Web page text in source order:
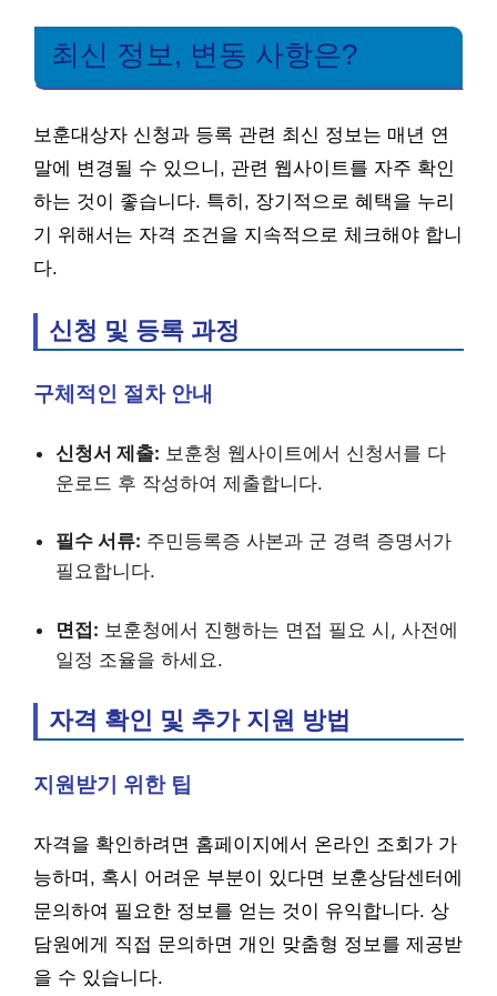
최신 정보, 변동 사항은?
보훈대상자 신청과 등록 관련 최신 정보는 매년 연
말에 변경될 수 있으니, 관련 웹사이트를 자주 확인
하는 것이 좋습니다. 특히, 장기적으로 혜택을 누리
기 위해서는 자격 조건을 지속적으로 체크해야 합니
다.
신청 및 등록 과정
구체적인 절차 안내
신청서 제출: 보훈청 웹사이트에서 신청서를 다
운로드 후 작성하여 제출합니다.
필수 서류: 주민등록증 사본과 군 경력 증명서가
필요합니다.
면접: 보훈청에서 진행하는 면접 필요 시, 사전에
일정 조율을 하세요.
자격 확인 및 추가 지원 방법
지원받기 위한 팁
자격을 확인하려면 홈페이지에서 온라인 조회가 가
능하며, 혹시 어려운 부분이 있다면 보훈상담센터에
문의하여 필요한 정보를 얻는 것이 유익합니다. 상
담원에게 직접 문의하면 개인 맞춤형 정보를 제공받
을 수 있습니다.